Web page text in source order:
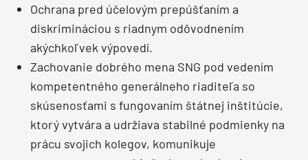
Ochrana pred účelovým prepúšťaním a
diskrimináciou s riadnym odôvodnením
akýchkoľvek výpovedí.
Zachovanie dobrého mena SNG pod vedením
kompetentného generálneho riaditeľa so
skúsenosťami s fungovaním štátnej inštitúcie,
ktorý vytvára a udržiava stabilné podmienky na
prácu svojich kolegov, komunikuje